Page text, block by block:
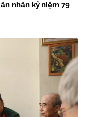
nhân kỷ niệm 79